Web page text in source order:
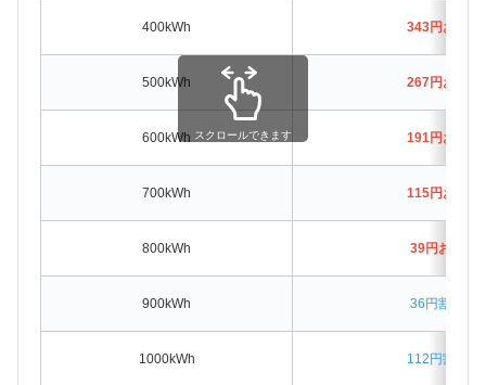
400kWh 343円お得
500kWh 267円お得
600kWh 191円お得
700kWh 115円お得
800kWh 39円お得
900kWh 36円割高
1000kWh 112円割高
スクロールできます